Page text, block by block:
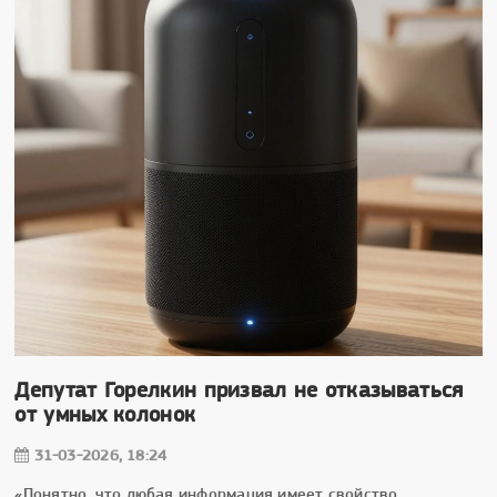
Депутат Горелкин призвал не отказываться
от умных колонок
31-03-2026, 18:24